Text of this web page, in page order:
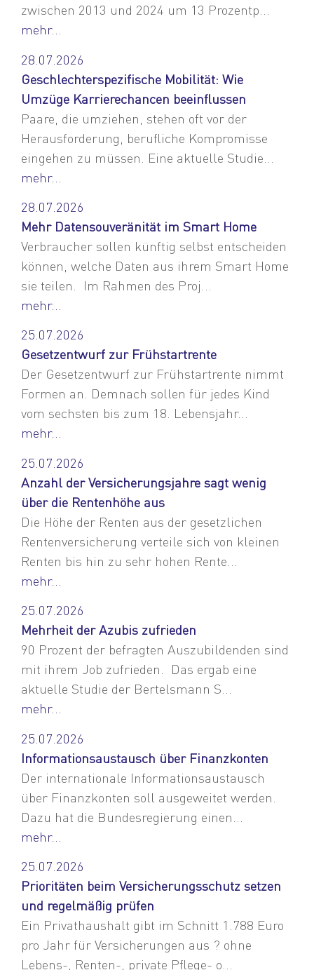
zwischen 2013 und 2024 um 13 Prozentp...
mehr...
28.07.2026
Geschlechterspezifische Mobilität: Wie
Umzüge Karrierechancen beeinflussen
Paare, die umziehen, stehen oft vor der
Herausforderung, berufliche Kompromisse
eingehen zu müssen. Eine aktuelle Studie...
mehr...
28.07.2026
Mehr Datensouveränität im Smart Home
Verbraucher sollen künftig selbst entscheiden
können, welche Daten aus ihrem Smart Home
sie teilen. Im Rahmen des Proj...
mehr...
25.07.2026
Gesetzentwurf zur Frühstartrente
Der Gesetzentwurf zur Frühstartrente nimmt
Formen an. Demnach sollen für jedes Kind
vom sechsten bis zum 18. Lebensjahr...
mehr...
25.07.2026
Anzahl der Versicherungsjahre sagt wenig
über die Rentenhöhe aus
Die Höhe der Renten aus der gesetzlichen
Rentenversicherung verteile sich von kleinen
Renten bis hin zu sehr hohen Rente...
mehr...
25.07.2026
Mehrheit der Azubis zufrieden
90 Prozent der befragten Auszubildenden sind
mit ihrem Job zufrieden. Das ergab eine
aktuelle Studie der Bertelsmann S...
mehr...
25.07.2026
Informationsaustausch über Finanzkonten
Der internationale Informationsaustausch
über Finanzkonten soll ausgeweitet werden.
Dazu hat die Bundesregierung einen...
mehr...
25.07.2026
Prioritäten beim Versicherungsschutz setzen
und regelmäßig prüfen
Ein Privathaushalt gibt im Schnitt 1.788 Euro
pro Jahr für Versicherungen aus ? ohne
Lebens-, Renten-, private Pflege- o...